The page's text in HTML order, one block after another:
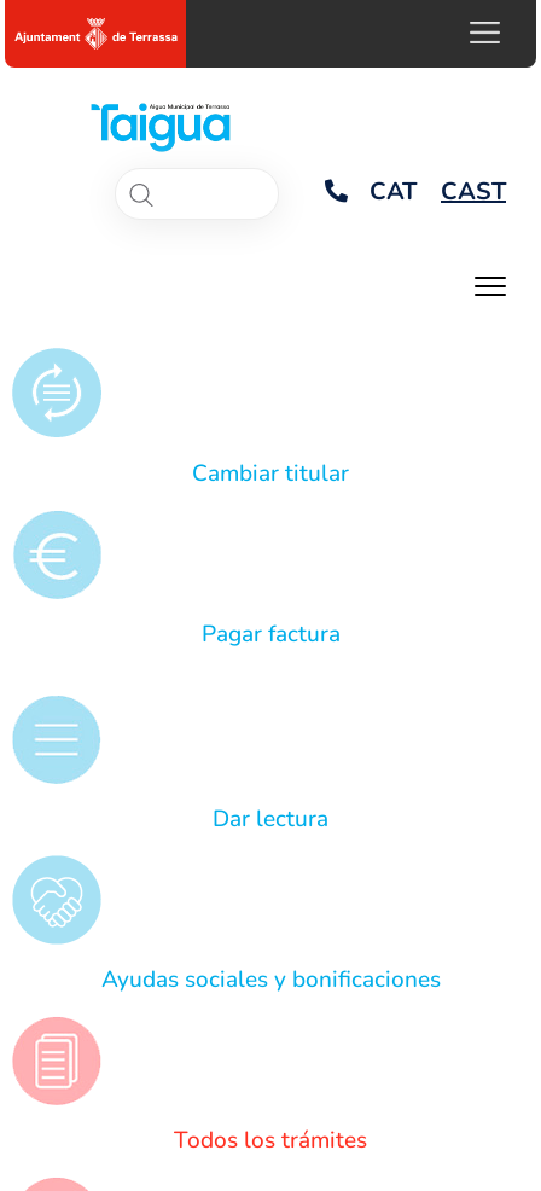
CAT CAST
Cambiar titular
Pagar factura
Dar lectura
Ayudas sociales y bonificaciones
Todos los trámites